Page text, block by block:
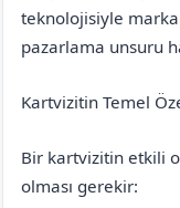
teknolojisiyle
pazarlama unsuru
Kartvizitin Temel
Bir kartvizitin etkili
olması gerekir: